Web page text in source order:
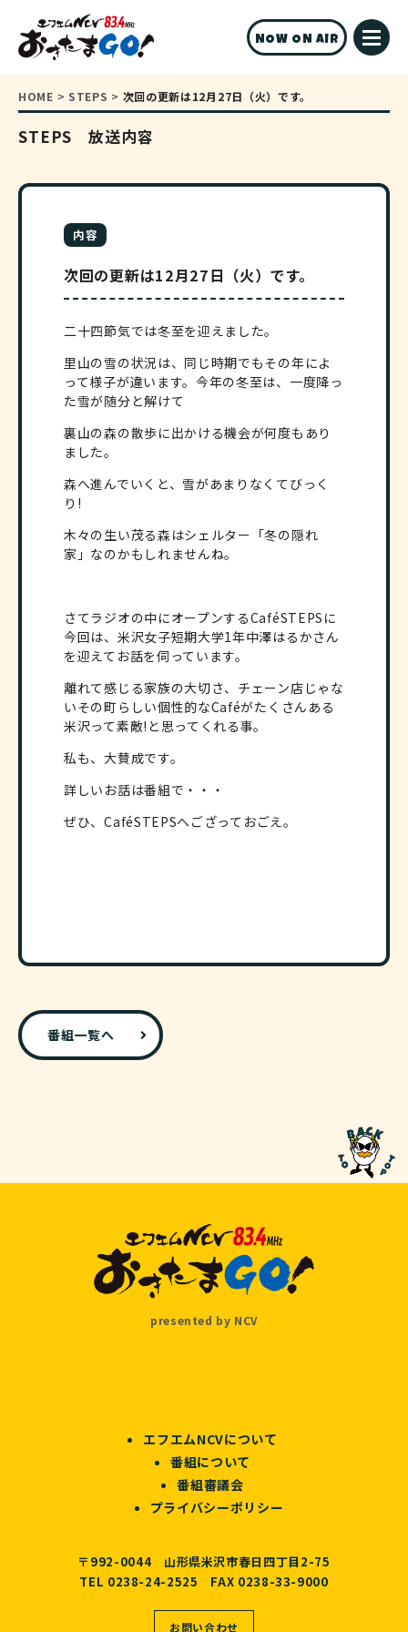
NOW ON AIR
HOME > STEPS > 次回の更新は12月27日（火）です。
STEPS 放送内容
内容
次回の更新は12月27日（火）です。
二十四節気では冬至を迎えました。
里山の雪の状況は、同じ時期でもその年によ
って様子が違います。今年の冬至は、一度降っ
た雪が随分と解けて
裏山の森の散歩に出かける機会が何度もあり
ました。
森へ進んでいくと、雪があまりなくてびっく
り!
木々の生い茂る森はシェルター「冬の隠れ
家」なのかもしれませんね。
さてラジオの中にオープンするCaféSTEPSに
今回は、米沢女子短期大学1年中澤はるかさん
を迎えてお話を伺っています。
離れて感じる家族の大切さ、チェーン店じゃな
いその町らしい個性的なCaféがたくさんある
米沢って素敵!と思ってくれる事。
私も、大賛成です。
詳しいお話は番組で・・・
ぜひ、CaféSTEPSへござっておごえ。
番組一覧へ
presented by NCV
エフエムNCVについて
番組について
番組審議会
プライバシーポリシー
〒992-0044 山形県米沢市春日四丁目2-75
TEL 0238-24-2525 FAX 0238-33-9000
お問い合わせ